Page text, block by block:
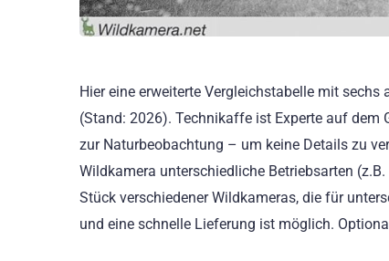
Hier eine erweiterte Vergleichstabelle mit
(Stand: 2026). Technikaffe ist Experte auf dem
zur Naturbeobachtung – um keine Details zu
Wildkamera unterschiedliche Betriebsarten
Stück verschiedener Wildkameras, die für
und eine schnelle Lieferung ist möglich.